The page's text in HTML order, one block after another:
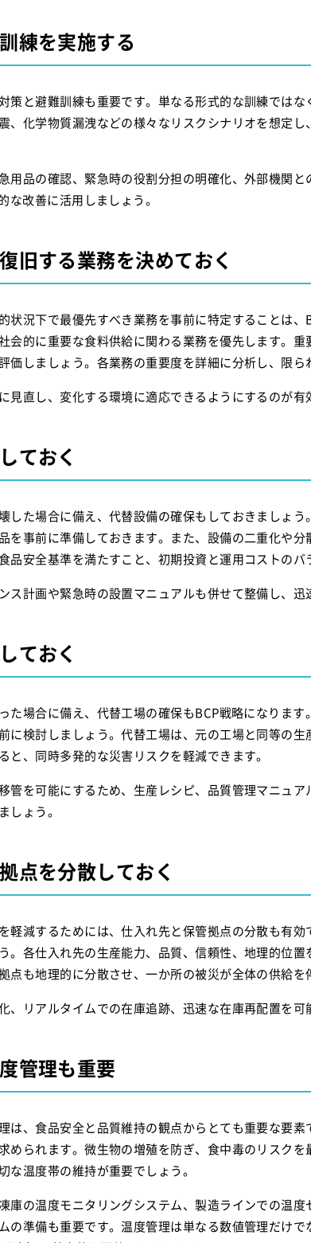
練を実施する
策と避難訓練も重要です。単なる形式的な訓練では
、化学物質漏洩などの様々なリスクシナリオを想定
用品の確認、緊急時の役割分担の明確化、外部機関
な改善に活用しましょう。
旧する業務を決めておく
状況下で最優先すべき業務を事前に特定することは
会的に重要な食料供給に関わる業務を優先します。
価しましょう。各業務の重要度を詳細に分析し、限
見直し、変化する環境に適応できるようにするのが有
ておく
した場合に備え、代替設備の確保もしておきましょ
を事前に準備しておきます。また、設備の二重化や
品安全基準を満たすこと、初期投資と運用コストのバ
ス計画や緊急時の設置マニュアルも併せて整備し、迅
ておく
た場合に備え、代替工場の確保もBCP戦略になりま
に検討しましょう。代替工場は、元の工場と同等の
と、同時多発的な災害リスクを軽減できます。
管を可能にするため、生産レシピ、品質管理マニュ
しょう。
点を分散しておく
軽減するためには、仕入れ先と保管拠点の分散も有
。各仕入れ先の生産能力、品質、信頼性、地理的位
点も地理的に分散させ、一か所の被災が全体の供給を
、リアルタイムでの在庫追跡、迅速な在庫再配置を可
管理も重要
は、食品安全と品質維持の観点からとても重要な要
められます。微生物の増殖を防ぎ、食中毒のリスク
な温度帯の維持が重要でしょう。
庫の温度モニタリングシステム、製造ラインでの温
の準備も重要です。温度管理は単なる数値管理だけ